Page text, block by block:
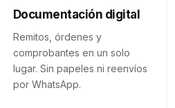
Documentación digital
Remitos, órdenes y
comprobantes en un solo
lugar. Sin papeles ni reenvíos
por WhatsApp.